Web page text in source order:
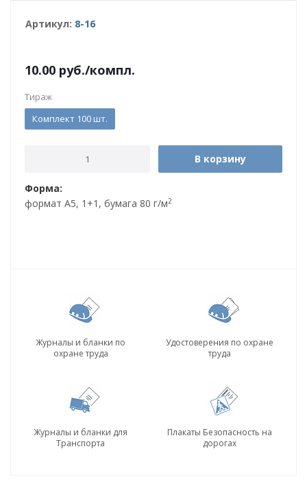
Артикул: 8-16
10.00 руб./компл.
Тираж
Комплект 100 шт.
В корзину
Форма:
формат А5, 1+1, бумага 80 г/м2
Журналы и бланки по
охране труда
Удостоверения по охране
труда
Журналы и бланки для
Транспорта
Плакаты Безопасность на
дорогах